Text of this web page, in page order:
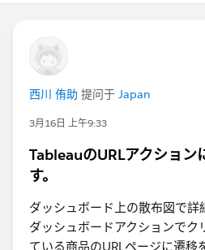
西川 侑助 提问于 Japan
3月16日 上午9:33
TableauのURLアクション
す。
ダッシュボード上の散布図で詳
ダッシュボードアクションでク
ている商品のURLページに遷移